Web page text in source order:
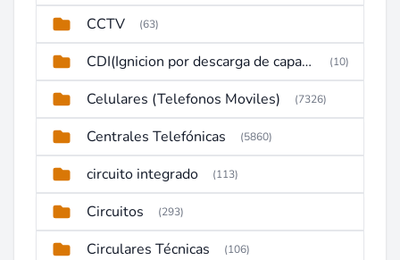
CCTV (63)
CDI(Ignicion por descarga de capacitor) (10)
Celulares (Telefonos Moviles) (7326)
Centrales Telefónicas (5860)
circuito integrado (113)
Circuitos (293)
Circulares Técnicas (106)